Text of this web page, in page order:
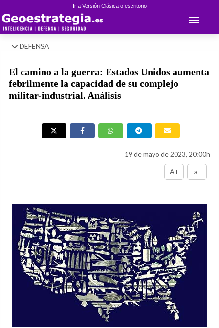
Ir a Versión Clásica o escritorio
Toggle
DEFENSA
El camino a la guerra: Estados Unidos aumenta
febrilmente la capacidad de su complejo
militar-industrial. Análisis
19 de mayo de 2023, 20:00h
A+ a-